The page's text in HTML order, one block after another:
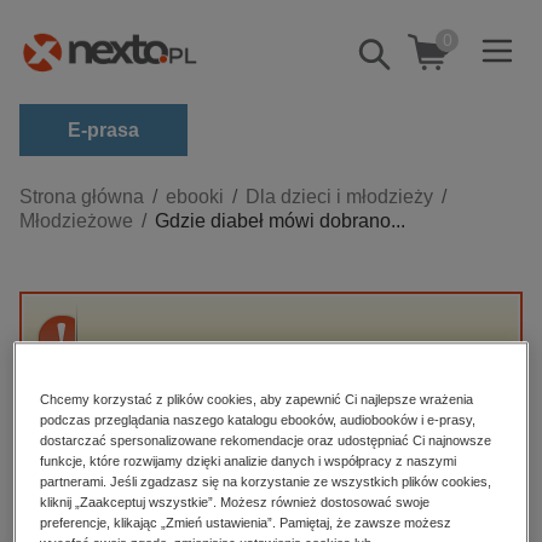
Pokaż/schowaj
wyszukiwarkę
0
E-prasa
Kategorie
Zobacz wszystkie E-prasa
budownictwo, aranżacja wnętrz
dzienniki
edukacja
hobby, sport, rozrywka
komputery, internet, technologie, informatyka
Strona główna ebooki
Dla dzieci i młodzieży
Młodzieżowe
Gdzie diabeł mówi dobrano...
Przepraszamy, ale produkt „Gdzie diabeł
High-contrast mode
Polecane
Chcemy korzystać z plików cookies, aby zapewnić Ci najlepsze wrażenia
podczas przeglądania naszego katalogu ebooków, audiobooków i e-prasy,
dostarczać spersonalizowane rekomendacje oraz udostępniać Ci najnowsze
funkcje, które rozwijamy dzięki analizie danych i współpracy z naszymi
partnerami. Jeśli zgadzasz się na korzystanie ze wszystkich plików cookies,
kliknij „Zaakceptuj wszystkie”. Możesz również dostosować swoje
preferencje, klikając „Zmień ustawienia”. Pamiętaj, że zawsze możesz